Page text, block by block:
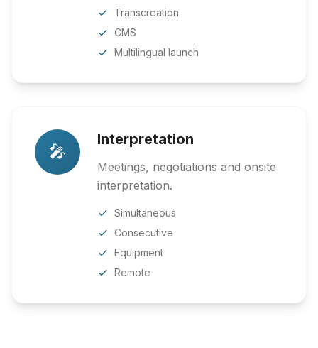
Transcreation
CMS
Multilingual launch
🎤
Interpretation
Meetings, negotiations and onsite
interpretation.
Simultaneous
Consecutive
Equipment
Remote